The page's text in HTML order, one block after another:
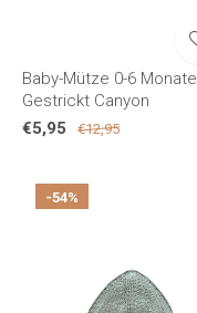
Baby-Mütze 0-6 Monate
Gestrickt Canyon
€5,95
€12,95
-54%